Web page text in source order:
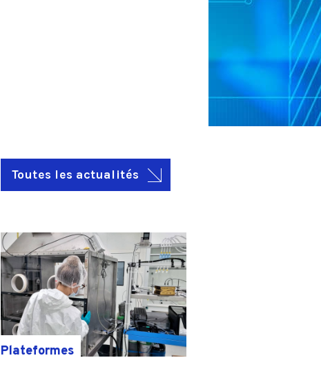
Toutes les actualités
Plateformes